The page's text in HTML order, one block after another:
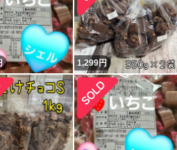
1,299円